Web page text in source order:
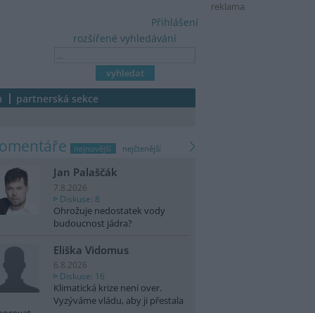
reklama
rozšířené vyhledávání
Přihlášení
partnerská sekce
nejnovější nejčtenější
Jan Palaščák
7.8.2026
Diskuse: 8
Ohrožuje nedostatek vody
budoucnost jádra?
Eliška Vidomus
6.8.2026
Diskuse: 16
Klimatická krize není over.
Vyzýváme vládu, aby ji přestala